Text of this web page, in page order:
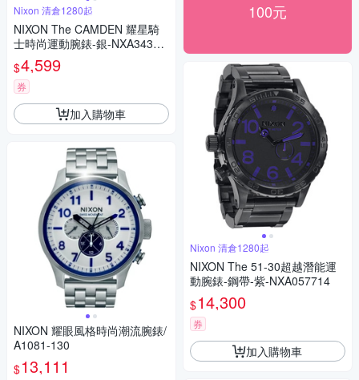
Nixon 清倉1280起
NIXON The CAMDEN 耀星騎
士時尚運動腕錶-銀-NXA34310
0-41mm
$4,599
券
加入購物車
NIXON 耀眼風格時尚潮流腕錶/
A1081-130
$13,111
100元
Nixon 清倉1280起
NIXON The 51-30超越潛能運
動腕錶-鋼帶-紫-NXA057714
$14,300
券
加入購物車